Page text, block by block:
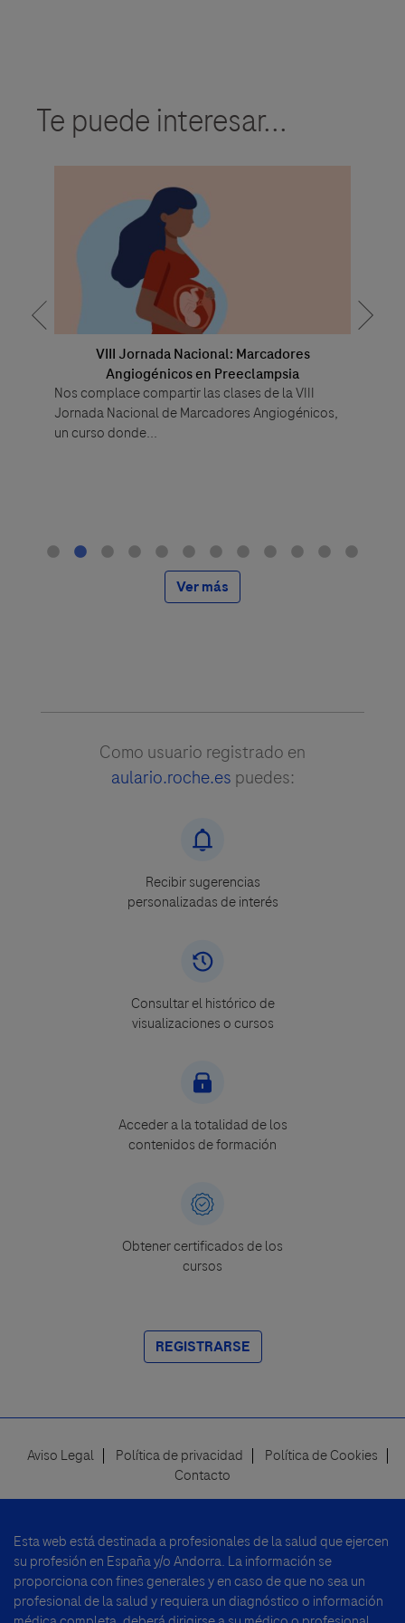
Te puede interesar...
VIII Jornada Nacional: Marcadores
Angiogénicos en Preeclampsia
Nos complace compartir las clases de la VIII
Jornada Nacional de Marcadores Angiogénicos,
un curso donde...
Ver más
Como usuario registrado en
aulario.roche.es puedes:
Recibir sugerencias
personalizadas de interés
Consultar el histórico de
visualizaciones o cursos
Acceder a la totalidad de los
contenidos de formación
Obtener certificados de los
cursos
REGISTRARSE
Aviso Legal Política de privacidad
Política de Cookies
Contacto
Esta web está destinada a profesionales de la salud que ejercen
su profesión en España y/o Andorra. La información se
proporciona con fines generales y en caso de que no sea un
profesional de la salud y requiera un diagnóstico o información